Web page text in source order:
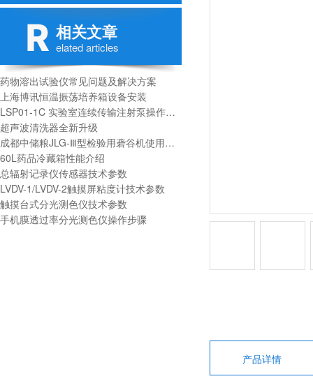
相关文章
elated articles
药物溶出试验仪常见问题及解决方案
上海博讯恒温振荡培养箱设备安装
LSP01-1C 实验室连续传输注射泵操作面板介绍
超声波清洗器全新升级
成都中储粮JLG-Ⅲ型检验用砻谷机使用说明
60L药品冷藏箱性能介绍
总辐射记录仪传感器技术参数
LVDV-1/LVDV-2触摸屏粘度计技术参数
触摸台式分光测色仪技术参数
手机膜透过率分光测色仪操作步骤
产品详情